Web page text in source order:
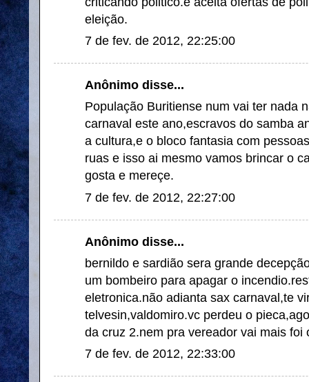
eleição.
7 de fev. de 2012, 22:25:00
Anônimo disse...
População Buritiense num vai ter nada
carnaval este ano,escravos do samba
a cultura,e o bloco fantasia com
ruas e isso ai mesmo vamos brincar o
gosta e mereçe.
7 de fev. de 2012, 22:27:00
Anônimo disse...
bernildo e sardião sera grande
um bombeiro para apagar o
eletronica.não adianta sax carnaval,te
telvesin,valdomiro.vc perdeu o
da cruz 2.nem pra vereador vai mais foi
7 de fev. de 2012, 22:33:00